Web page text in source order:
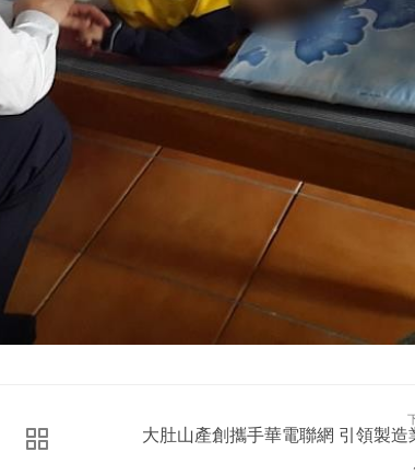
大肚山產創攜手華電聯網 引領製造